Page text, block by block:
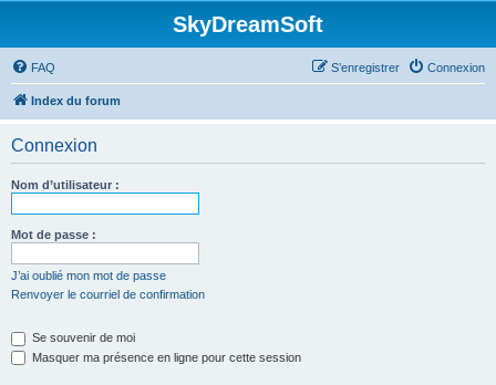
SkyDreamSoft
FAQ Connexion
S’enregistrer
Index du forum
Connexion
Nom d’utilisateur :
Mot de passe :
J’ai oublié mon mot de passe
Renvoyer le courriel de confirmation
Se souvenir de moi
Masquer ma présence en ligne pour cette session